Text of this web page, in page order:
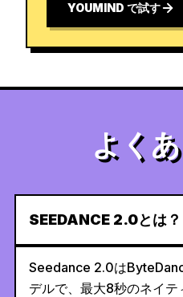
YOUMIND で試す
よく
SEEDANCE 2.0とは？
Seedance 2.0は
デルで、最大8秒のネイ